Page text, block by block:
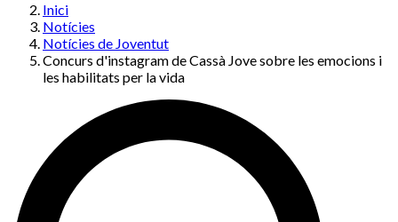
Inici
Notícies
Notícies de Joventut
Concurs d'instagram de Cassà Jove sobre les emocions i
les habilitats per la vida